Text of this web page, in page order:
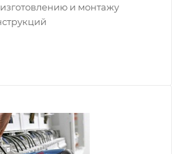
и монтажу